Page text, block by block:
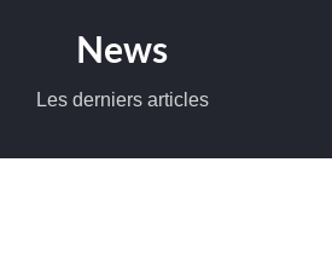
News
Les derniers articles